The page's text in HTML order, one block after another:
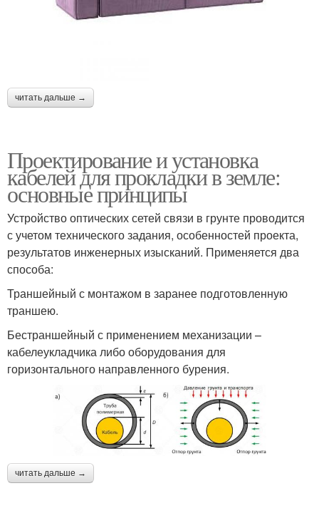
читать дальше →
Проектирование и установка
кабелей для прокладки в земле:
основные принципы
Устройство оптических сетей связи в грунте проводится
с учетом технического задания, особенностей проекта,
результатов инженерных изысканий. Применяется два
способа:
Траншейный с монтажом в заранее подготовленную
траншею.
Бестраншейный с применением механизации –
кабелеукладчика либо оборудования для
горизонтального направленного бурения.
читать дальше →